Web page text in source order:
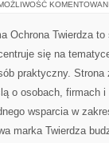
Ochrona Twierdza
się na
praktyczny. Strona
o osobach, firmach
wsparcia w
marka Twierdza